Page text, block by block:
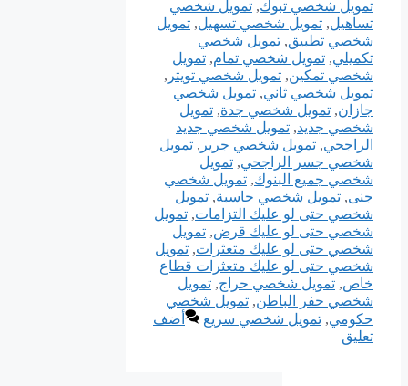
تمويل شخصي تبوك, تمويل شخصي
تساهيل, تمويل شخصي تسهيل, تمويل
شخصي تطبيق, تمويل شخصي
تكميلي, تمويل شخصي تمام, تمويل
شخصي تمكين, تمويل شخصي تويتر ,
تمويل شخصي ثاني, تمويل شخصي
جازان, تمويل شخصي جدة, تمويل
شخصي جديد, تمويل شخصي جديد
الراجحي, تمويل شخصي جرير , تمويل
شخصي جسر الراجحي, تمويل
شخصي جميع البنوك, تمويل شخصي
جنى, تمويل شخصي حاسبة, تمويل
شخصي حتى لو عليك التزامات, تمويل
شخصي حتى لو عليك قرض, تمويل
شخصي حتى لو عليك متعثرات, تمويل
شخصي حتى لو عليك متعثرات قطاع
خاص, تمويل شخصي حراج, تمويل
شخصي حفر الباطن, تمويل شخصي
حكومي, تمويل شخصي سريع
أضف
تعليق